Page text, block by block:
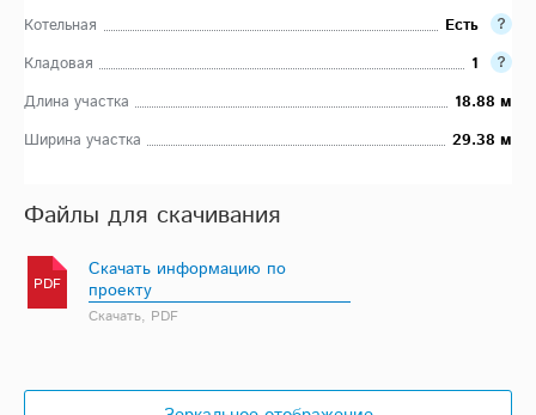
Котельная
Есть
Кладовая
1
Длина участка
18.88 м
Ширина участка
29.38 м
Файлы для скачивания
PDF
Скачать информацию по
проекту
Скачать, PDF